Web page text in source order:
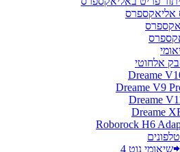
אליאקספרס
אלחוטי
Dreame
Dreame V9
Dreame
Dreame
Roborock H6
נוט 4